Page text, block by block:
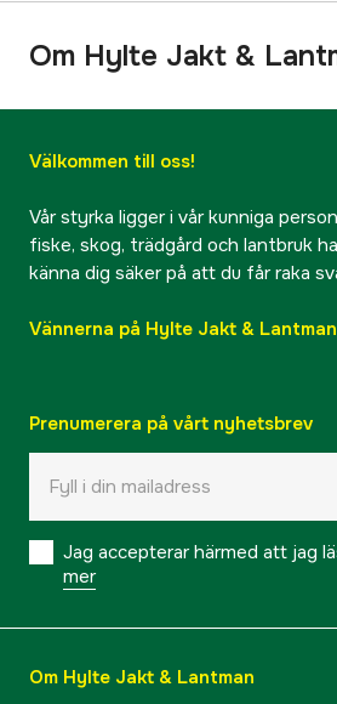
Om Hylte Jakt &
Välkommen till oss!
Vår styrka ligger i vår kunniga
fiske, skog, trädgård och lantbruk
känna dig säker på att du får raka
Vännerna på Hylte Jakt & Lantman
Prenumerera på vårt nyhetsbrev
Jag accepterar härmed att jag
mer
Om Hylte Jakt & Lantman